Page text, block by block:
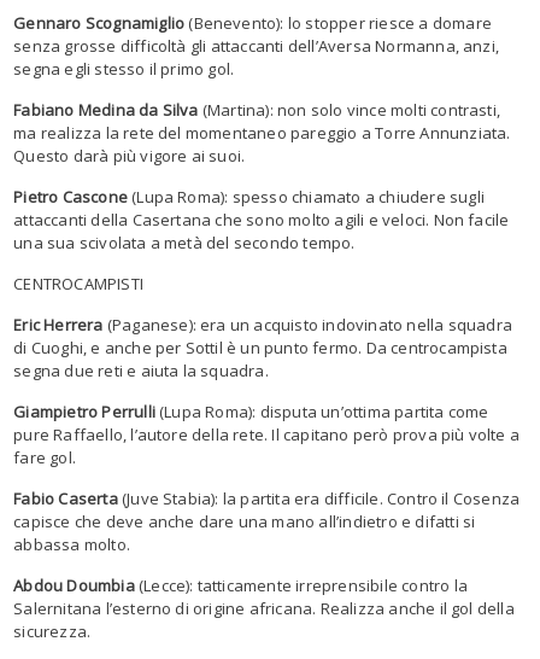
Gennaro Scognamiglio (Benevento): lo stopper riesce a domare
senza grosse difficoltà gli attaccanti dell’Aversa Normanna, anzi,
segna egli stesso il primo gol.
Fabiano Medina da Silva (Martina): non solo vince molti contrasti,
ma realizza la rete del momentaneo pareggio a Torre Annunziata.
Questo darà più vigore ai suoi.
Pietro Cascone(Lupa Roma): spesso chiamato a chiudere sugli
attaccanti della Casertana che sono molto agili e veloci. Non facile
una sua scivolata a metà del secondo tempo.
CENTROCAMPISTI
Eric Herrera (Paganese): era un acquisto indovinato nella squadra
di Cuoghi, e anche per Sottil è un punto fermo. Da centrocampista
segna due reti e aiuta la squadra.
Giampietro Perrulli (Lupa Roma): disputa un’ottima partita come
pure Raffaello, l’autore della rete. Il capitano però prova più volte a
fare gol.
Fabio Caserta (Juve Stabia): la partita era difficile. Contro il Cosenza
capisce che deve anche dare una mano all’indietro e difatti si
abbassa molto.
Abdou Doumbia (Lecce): tatticamente irreprensibile contro la
Salernitana l’esterno di origine africana. Realizza anche il gol della
sicurezza.